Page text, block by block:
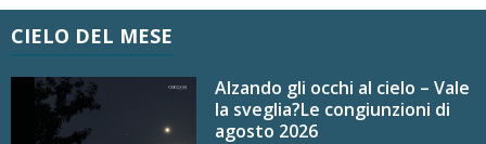
CIELO DEL MESE
Alzando gli occhi al cielo – Vale
la sveglia?Le congiunzioni di
agosto 2026